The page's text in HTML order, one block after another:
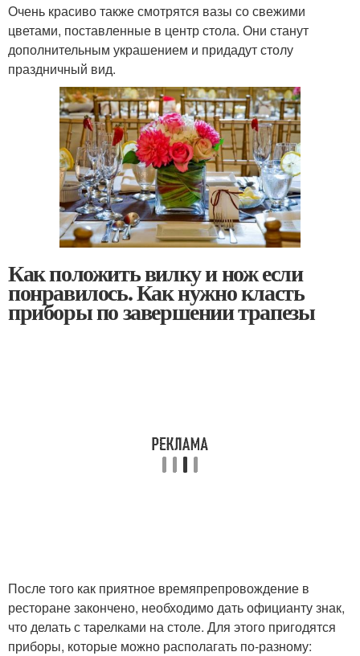
Очень красиво также смотрятся вазы со свежими
цветами, поставленные в центр стола. Они станут
дополнительным украшением и придадут столу
праздничный вид.
Как положить вилку и нож если
понравилось. Как нужно класть
приборы по завершении трапезы
После того как приятное времяпрепровождение в
ресторане закончено, необходимо дать официанту знак,
что делать с тарелками на столе. Для этого пригодятся
приборы, которые можно располагать по-разному: